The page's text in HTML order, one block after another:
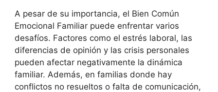
A pesar de su importancia, el Bien Común
Emocional Familiar puede enfrentar varios
desafíos. Factores como el estrés laboral, las
diferencias de opinión y las crisis personales
pueden afectar negativamente la dinámica
familiar. Además, en familias donde hay
conflictos no resueltos o falta de comunicación,